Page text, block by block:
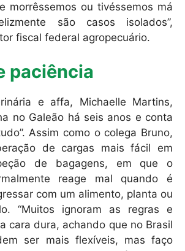
morrêssemos ou tivéssemos má
são casos isolados”,
fiscal federal agropecuário.
paciência
e affa, Michaelle Martins,
no Galeão há seis anos e conta
Assim como o colega Bruno,
de cargas mais fácil em
de bagagens, em que o
reage mal quando é
com um alimento, planta ou
“Muitos ignoram as regras e
cara dura, achando que no Brasil
ser mais flexíveis, mas faço